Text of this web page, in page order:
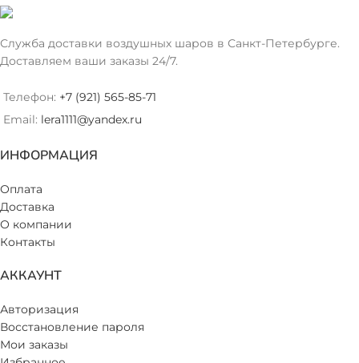
Служба доставки воздушных шаров в Санкт-Петербурге.
Доставляем ваши заказы 24/7.
Телефон: +7 (921) 565-85-71
Email: lera1111@yandex.ru
ИНФОРМАЦИЯ
Оплата
Доставка
О компании
Контакты
АККАУНТ
Авторизация
Восстановление пароля
Мои заказы